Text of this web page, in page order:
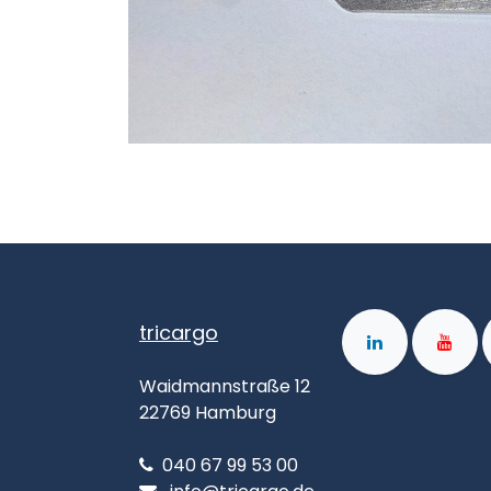
tricargo
Waidmannstraße 12
22769 Hamburg
040 67 99 53 00